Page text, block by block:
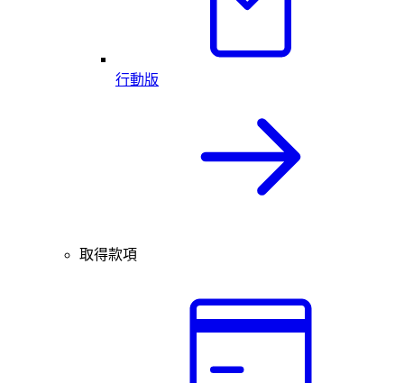
行動版
取得款項